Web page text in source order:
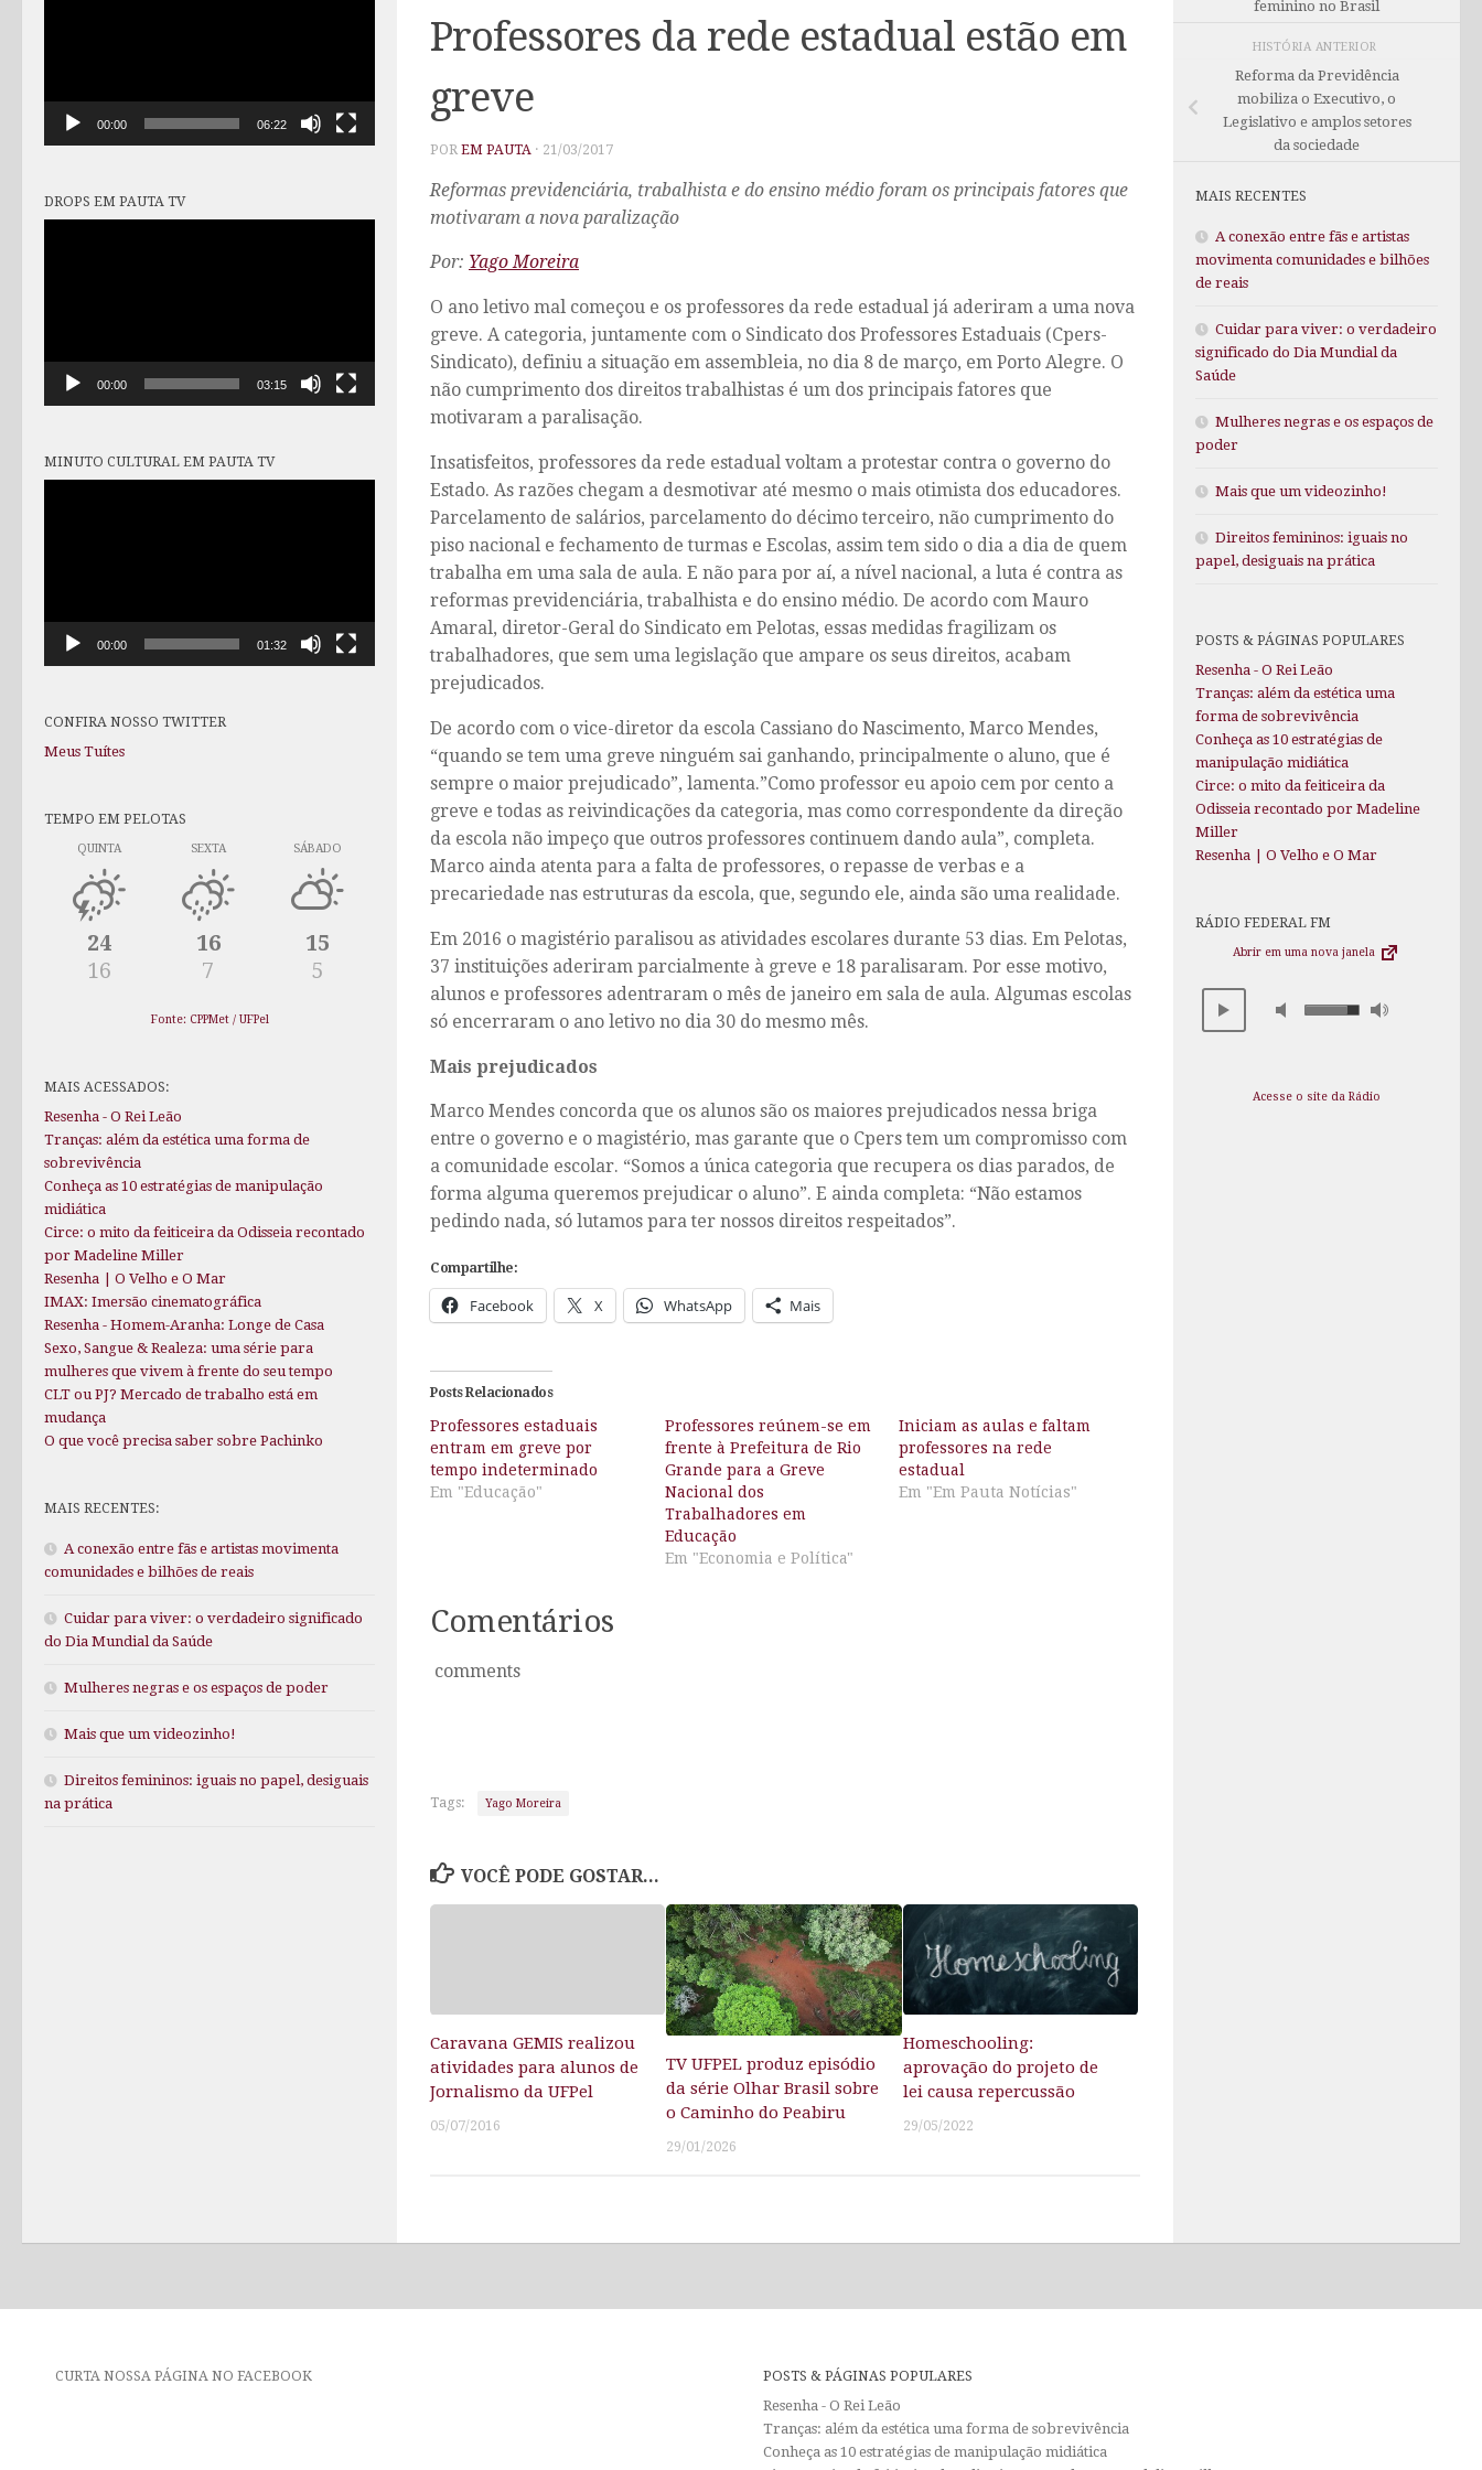
Professores da rede estadual estão em
greve
POR EM PAUTA · 21/03/2017
Reformas previdenciária, trabalhista e do ensino médio foram os principais fatores que
motivaram a nova paralização
Por: Yago Moreira
O ano letivo mal começou e os professores da rede estadual já aderiram a uma nova
greve. A categoria, juntamente com o Sindicato dos Professores Estaduais (Cpers-
Sindicato), definiu a situação em assembleia, no dia 8 de março, em Porto Alegre. O
não cumprimento dos direitos trabalhistas é um dos principais fatores que
motivaram a paralisação.
Insatisfeitos, professores da rede estadual voltam a protestar contra o governo do
Estado. As razões chegam a desmotivar até mesmo o mais otimista dos educadores.
Parcelamento de salários, parcelamento do décimo terceiro, não cumprimento do
piso nacional e fechamento de turmas e Escolas, assim tem sido o dia a dia de quem
trabalha em uma sala de aula. E não para por aí, a nível nacional, a luta é contra as
reformas previdenciária, trabalhista e do ensino médio. De acordo com Mauro
Amaral, diretor-Geral do Sindicato em Pelotas, essas medidas fragilizam os
trabalhadores, que sem uma legislação que ampare os seus direitos, acabam
prejudicados.
De acordo com o vice-diretor da escola Cassiano do Nascimento, Marco Mendes,
“quando se tem uma greve ninguém sai ganhando, principalmente o aluno, que é
sempre o maior prejudicado”, lamenta.”Como professor eu apoio cem por cento a
greve e todas as reivindicações da categoria, mas como correspondente da direção
da escola não impeço que outros professores continuem dando aula”, completa.
Marco ainda atenta para a falta de professores, o repasse de verbas e a
precariedade nas estruturas da escola, que, segundo ele, ainda são uma realidade.
Em 2016 o magistério paralisou as atividades escolares durante 53 dias. Em Pelotas,
37 instituições aderiram parcialmente à greve e 18 paralisaram. Por esse motivo,
alunos e professores adentraram o mês de janeiro em sala de aula. Algumas escolas
só encerraram o ano letivo no dia 30 do mesmo mês.
Mais prejudicados
Marco Mendes concorda que os alunos são os maiores prejudicados nessa briga
entre o governo e o magistério, mas garante que o Cpers tem um compromisso com
a comunidade escolar. “Somos a única categoria que recupera os dias parados, de
forma alguma queremos prejudicar o aluno”. E ainda completa: “Não estamos
pedindo nada, só lutamos para ter nossos direitos respeitados”.
Compartilhe:
Facebook X WhatsApp Mais
Posts Relacionados
Professores estaduais
entram em greve por
tempo indeterminado
Em "Educação"
Professores reúnem-se em
frente à Prefeitura de Rio
Grande para a Greve
Nacional dos
Trabalhadores em
Educação
Em "Economia e Política"
Iniciam as aulas e faltam
professores na rede
estadual
Em "Em Pauta Notícias"
Comentários
comments
Tags: Yago Moreira
VOCÊ PODE GOSTAR...
Caravana GEMIS realizou
atividades para alunos de
Jornalismo da UFPel
05/07/2016
TV UFPEL produz episódio
da série Olhar Brasil sobre
o Caminho do Peabiru
29/01/2026
Homeschooling:
aprovação do projeto de
lei causa repercussão
29/05/2022
00:00 06:22
DROPS EM PAUTA TV
00:00 03:15
MINUTO CULTURAL EM PAUTA TV
00:00 01:32
CONFIRA NOSSO TWITTER
Meus Tuítes
TEMPO EM PELOTAS
QUINTA
24
16
SEXTA
16
7
SÁBADO
15
5
Fonte: CPPMet / UFPel
MAIS ACESSADOS:
Resenha - O Rei Leão
Tranças: além da estética uma forma de
sobrevivência
Conheça as 10 estratégias de manipulação
midiática
Circe: o mito da feiticeira da Odisseia recontado
por Madeline Miller
Resenha | O Velho e O Mar
IMAX: Imersão cinematográfica
Resenha - Homem-Aranha: Longe de Casa
Sexo, Sangue & Realeza: uma série para
mulheres que vivem à frente do seu tempo
CLT ou PJ? Mercado de trabalho está em
mudança
O que você precisa saber sobre Pachinko
MAIS RECENTES:
A conexão entre fãs e artistas movimenta
comunidades e bilhões de reais
Cuidar para viver: o verdadeiro significado
do Dia Mundial da Saúde
Mulheres negras e os espaços de poder
Mais que um videozinho!
Direitos femininos: iguais no papel, desiguais
na prática
feminino no Brasil
HISTÓRIA ANTERIOR
Reforma da Previdência
mobiliza o Executivo, o
Legislativo e amplos setores
da sociedade
MAIS RECENTES
A conexão entre fãs e artistas
movimenta comunidades e bilhões
de reais
Cuidar para viver: o verdadeiro
significado do Dia Mundial da
Saúde
Mulheres negras e os espaços de
poder
Mais que um videozinho!
Direitos femininos: iguais no
papel, desiguais na prática
POSTS & PÁGINAS POPULARES
Resenha - O Rei Leão
Tranças: além da estética uma
forma de sobrevivência
Conheça as 10 estratégias de
manipulação midiática
Circe: o mito da feiticeira da
Odisseia recontado por Madeline
Miller
Resenha | O Velho e O Mar
RÁDIO FEDERAL FM
Abrir em uma nova janela
Acesse o site da Rádio
CURTA NOSSA PÁGINA NO FACEBOOK
POSTS & PÁGINAS POPULARES
Resenha - O Rei Leão
Tranças: além da estética uma forma de sobrevivência
Conheça as 10 estratégias de manipulação midiática